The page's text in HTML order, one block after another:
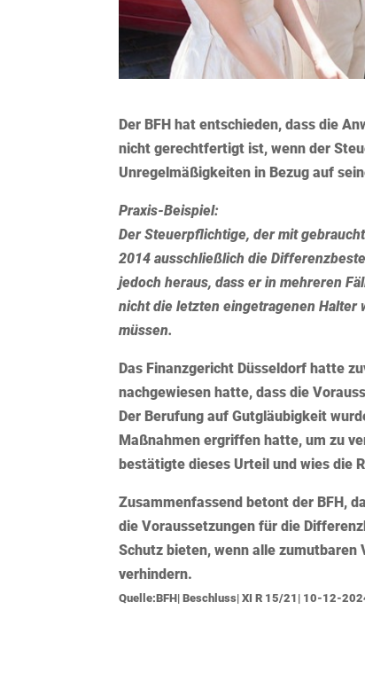
Der BFH hat entschieden, dass die
nicht gerechtfertigt ist, wenn der
Unregelmäßigkeiten in Bezug auf
Praxis-Beispiel:
Der Steuerpflichtige, der mit
2014 ausschließlich die
jedoch heraus, dass er in mehreren
nicht die letzten eingetragenen
müssen.
Das Finanzgericht Düsseldorf hatte
nachgewiesen hatte, dass die
Der Berufung auf Gutgläubigkeit
Maßnahmen ergriffen hatte, um zu
bestätigte dieses Urteil und wies die
Zusammenfassend betont der BFH,
die Voraussetzungen für die
Schutz bieten, wenn alle
verhindern.
Quelle:BFH| Beschluss| XI R 15/21| 10-12-